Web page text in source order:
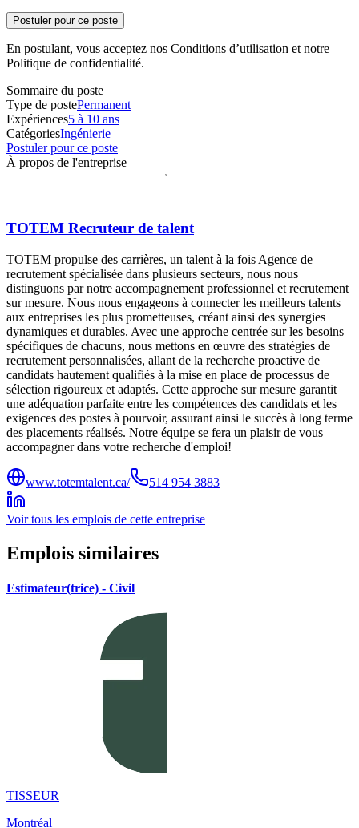
Postuler pour ce poste
En postulant, vous acceptez nos Conditions d’utilisation et notre
Politique de confidentialité.
Sommaire du poste
Type de postePermanent
Expériences5 à 10 ans
CatégoriesIngénierie
Postuler pour ce poste
À propos de l'entreprise
TOTEM Recruteur de talent
TOTEM propulse des carrières, un talent à la fois Agence de
recrutement spécialisée dans plusieurs secteurs, nous nous
distinguons par notre accompagnement professionnel et recrutement
sur mesure. Nous nous engageons à connecter les meilleurs talents
aux entreprises les plus prometteuses, créant ainsi des synergies
dynamiques et durables. Avec une approche centrée sur les besoins
spécifiques de chacuns, nous mettons en œuvre des stratégies de
recrutement personnalisées, allant de la recherche proactive de
candidats hautement qualifiés à la mise en place de processus de
sélection rigoureux et adaptés. Cette approche sur mesure garantit
une adéquation parfaite entre les compétences des candidats et les
exigences des postes à pourvoir, assurant ainsi le succès à long terme
des placements réalisés. Notre équipe se fera un plaisir de vous
accompagner dans votre recherche d'emploi!
www.totemtalent.ca/ 514 954 3883
Voir tous les emplois de cette entreprise
Emplois similaires
Estimateur(trice) - Civil
TISSEUR
Montréal